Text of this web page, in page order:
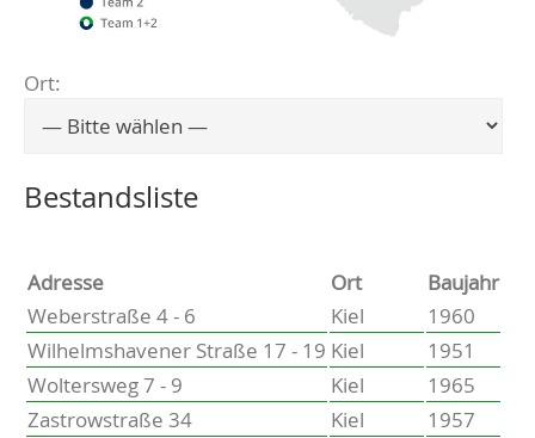
Eckernförde
Heikendorf
Kronshagen
Schwentinental
Preetz
Heide
Bordesholm
Elmshorn
Ort:
Wählen Sie einen Ort, um zur entsprechenden Seite
Bestandsliste
Adresse Ort
Baujahr
Weberstraße 4 - 6
Kiel
1960
Wilhelmshavener Straße 17 - 19 Kiel
1951
Woltersweg 7 - 9
Kiel
1965
Zastrowstraße 34
Kiel
1957